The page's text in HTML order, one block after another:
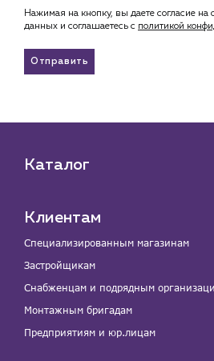
Нажимая на кнопку, вы даете согласие на
данных и соглашаетесь c политикой
Отправить
Каталог
Клиентам
Специализированным магазинам
Застройщикам
Снабженцам и подрядным
Монтажным бригадам
Предприятиям и юр.лицам